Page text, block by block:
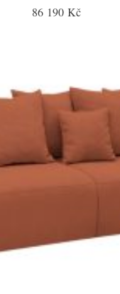
86 190 Kč